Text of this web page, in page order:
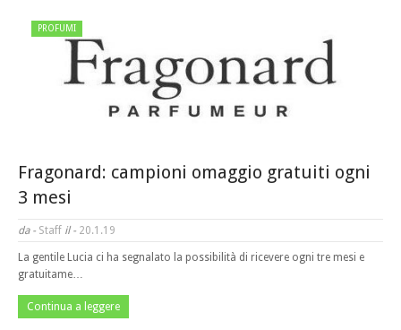
PROFUMI
Fragonard: campioni omaggio gratuiti ogni
3 mesi
da - Staff il - 20.1.19
La gentile Lucia ci ha segnalato la possibilità di ricevere ogni tre mesi e
gratuitame…
Continua a leggere